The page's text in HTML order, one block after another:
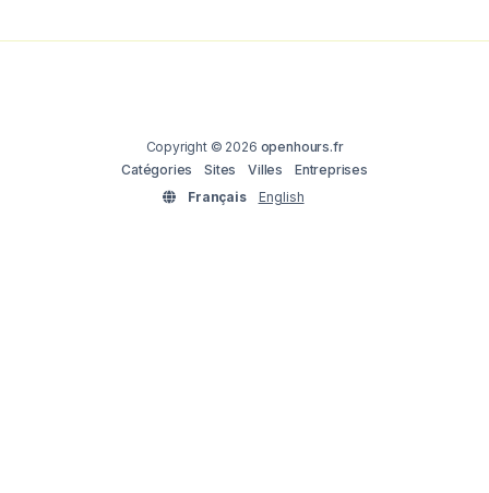
Copyright © 2026 openhours.fr
Catégories
Sites Villes
Entreprises
Français
English